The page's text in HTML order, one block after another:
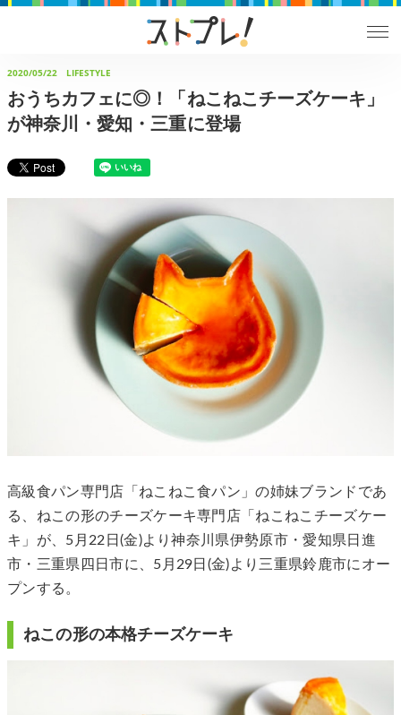
2020/05/22 LIFESTYLE
おうちカフェに◎！「ねこねこチーズケーキ」
が神奈川・愛知・三重に登場
高級食パン専門店「ねこねこ食パン」の姉妹ブランドであ
る、ねこの形のチーズケーキ専門店「ねこねこチーズケー
キ」が、5月22日(金)より神奈川県伊勢原市・愛知県日進
市・三重県四日市に、5月29日(金)より三重県鈴鹿市にオー
プンする。
ねこの形の本格チーズケーキ